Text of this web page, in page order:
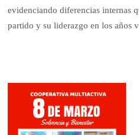
evidenciando diferencias internas
partido y su liderazgo en los años